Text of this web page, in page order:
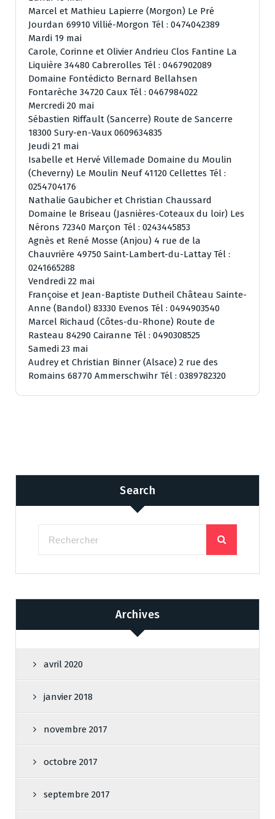
Marcel et Mathieu Lapierre (Morgon) Le Pré
Jourdan 69910 Villié-Morgon Tél : 0474042389
Mardi 19 mai
Carole, Corinne et Olivier Andrieu Clos Fantine La
Liquière 34480 Cabrerolles Tél : 0467902089
Domaine Fontédicto Bernard Bellahsen
Fontarèche 34720 Caux Tél : 0467984022
Mercredi 20 mai
Sébastien Riffault (Sancerre) Route de Sancerre
18300 Sury-en-Vaux 0609634835
Jeudi 21 mai
Isabelle et Hervé Villemade Domaine du Moulin
(Cheverny) Le Moulin Neuf 41120 Cellettes Tél :
0254704176
Nathalie Gaubicher et Christian Chaussard
Domaine le Briseau (Jasnières-Coteaux du loir) Les
Nérons 72340 Marçon Tél : 0243445853
Agnès et René Mosse (Anjou) 4 rue de la
Chauvrière 49750 Saint-Lambert-du-Lattay Tél :
0241665288
Vendredi 22 mai
Françoise et Jean-Baptiste Dutheil Château Sainte-
Anne (Bandol) 83330 Evenos Tél : 0494903540
Marcel Richaud (Côtes-du-Rhone) Route de
Rasteau 84290 Cairanne Tél : 0490308525
Samedi 23 mai
Audrey et Christian Binner (Alsace) 2 rue des
Romains 68770 Ammerschwihr Tél : 0389782320
Search
Archives
avril 2020
janvier 2018
novembre 2017
octobre 2017
septembre 2017